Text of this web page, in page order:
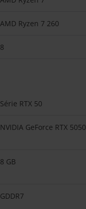
AMD Ryzen 7 260
8
Série RTX 50
NVIDIA GeForce RTX 5050
8 GB
GDDR7